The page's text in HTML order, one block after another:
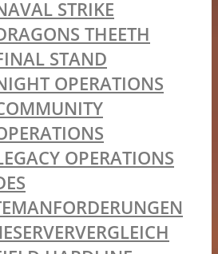
STRIKE
THEETH
STAND
OPERATIONS
OPERATIONS